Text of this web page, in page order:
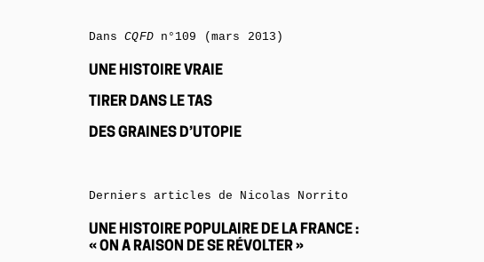
DansCQFDn°109 (mars 2013)
UNE HISTOIRE VRAIE
TIRER DANS LE TAS
DES GRAINES D’UTOPIE
Derniers articles de Nicolas Norrito
UNE HISTOIRE POPULAIRE DE LA FRANCE :
« ON A RAISON DE SE RÉVOLTER »